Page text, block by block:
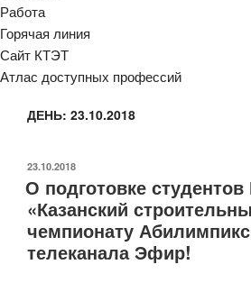
Работа
Горячая линия
Сайт КТЭТ
Атлас доступных профессий
ДЕНЬ: 23.10.2018
ОПУБЛИКОВАНО
23.10.2018
О подготовке
«Казанский
чемпионату
телеканала Эфир!